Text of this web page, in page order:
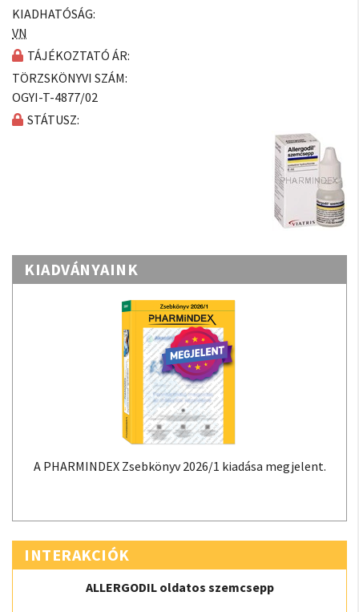
KIADHATÓSÁG:
VN
TÁJÉKOZTATÓ ÁR:
TÖRZSKÖNYVI SZÁM:
OGYI-T-4877/02
STÁTUSZ:
KIADVÁNYAINK
A PHARMINDEX Zsebkönyv 2026/1 kiadása megjelent.
INTERAKCIÓK
ALLERGODIL oldatos szemcsepp